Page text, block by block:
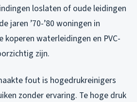
loslaten of oude leidingen
jaren ’70-’80 woningen in
koperen waterleidingen en PVC-
zijn.
fout is hogedrukreinigers
zonder ervaring. Te hoge druk